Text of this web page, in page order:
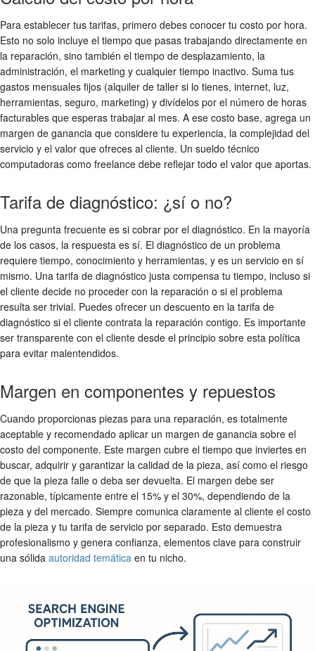
Para establecer tus tarifas, primero debes conocer tu costo por hora.
Esto no solo incluye el tiempo que pasas trabajando directamente en
la reparación, sino también el tiempo de desplazamiento, la
administración, el marketing y cualquier tiempo inactivo. Suma tus
gastos mensuales fijos (alquiler de taller si lo tienes, internet, luz,
herramientas, seguro, marketing) y divídelos por el número de horas
facturables que esperas trabajar al mes. A ese costo base, agrega un
margen de ganancia que considere tu experiencia, la complejidad del
servicio y el valor que ofreces al cliente. Un sueldo técnico
computadoras como freelance debe reflejar todo el valor que aportas.
Tarifa de diagnóstico: ¿sí o no?
Una pregunta frecuente es si cobrar por el diagnóstico. En la mayoría
de los casos, la respuesta es sí. El diagnóstico de un problema
requiere tiempo, conocimiento y herramientas, y es un servicio en sí
mismo. Una tarifa de diagnóstico justa compensa tu tiempo, incluso si
el cliente decide no proceder con la reparación o si el problema
resulta ser trivial. Puedes ofrecer un descuento en la tarifa de
diagnóstico si el cliente contrata la reparación contigo. Es importante
ser transparente con el cliente desde el principio sobre esta política
para evitar malentendidos.
Margen en componentes y repuestos
Cuando proporcionas piezas para una reparación, es totalmente
aceptable y recomendado aplicar un margen de ganancia sobre el
costo del componente. Este margen cubre el tiempo que inviertes en
buscar, adquirir y garantizar la calidad de la pieza, así como el riesgo
de que la pieza falle o deba ser devuelta. El margen debe ser
razonable, típicamente entre el 15% y el 30%, dependiendo de la
pieza y del mercado. Siempre comunica claramente al cliente el costo
de la pieza y tu tarifa de servicio por separado. Esto demuestra
profesionalismo y genera confianza, elementos clave para construir
una sólida autoridad temática en tu nicho.